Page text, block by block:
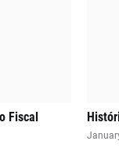
Fiscal